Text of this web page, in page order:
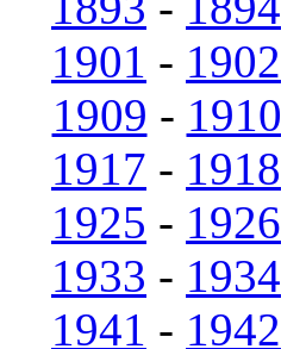
1901 - 1902
1909 - 1910
1917 - 1918
1925 - 1926
1933 - 1934
1941 - 1942